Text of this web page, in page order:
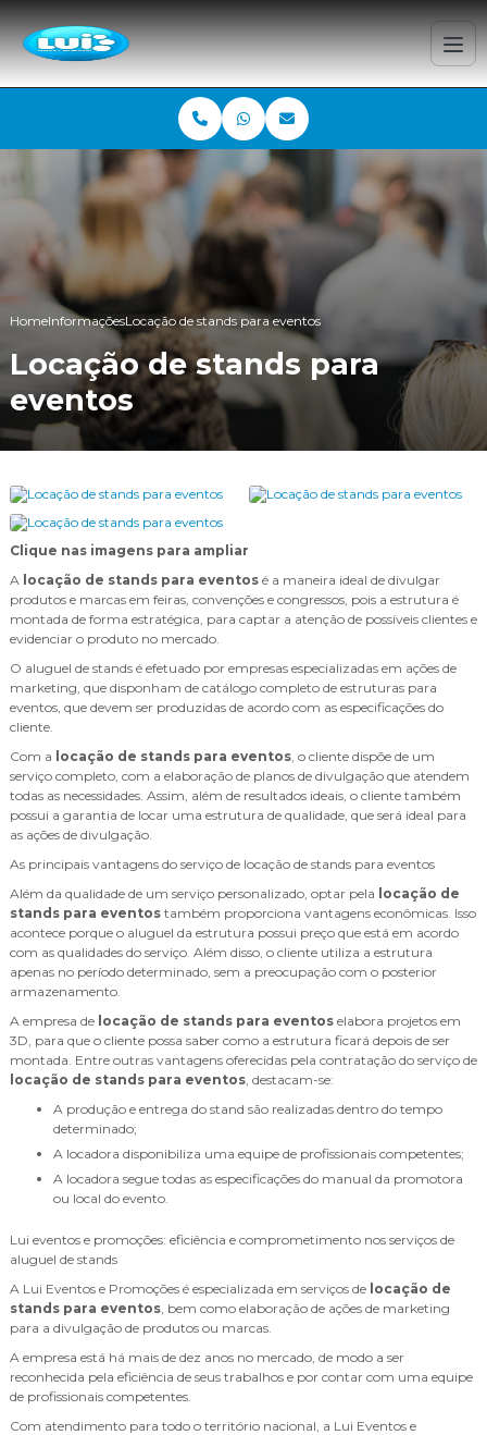
HomeInformaçõesLocação de stands para eventos
Locação de stands para
eventos
Clique nas imagens para ampliar
A locação de stands para eventos é a maneira ideal de divulgar
produtos e marcas em feiras, convenções e congressos, pois a estrutura é
montada de forma estratégica, para captar a atenção de possíveis clientes e
evidenciar o produto no mercado.
O aluguel de stands é efetuado por empresas especializadas em ações de
marketing, que disponham de catálogo completo de estruturas para
eventos, que devem ser produzidas de acordo com as especificações do
cliente.
Com a locação de stands para eventos, o cliente dispõe de um
serviço completo, com a elaboração de planos de divulgação que atendem
todas as necessidades. Assim, além de resultados ideais, o cliente também
possui a garantia de locar uma estrutura de qualidade, que será ideal para
as ações de divulgação.
As principais vantagens do serviço de locação de stands para eventos
Além da qualidade de um serviço personalizado, optar pela locação de
stands para eventos também proporciona vantagens econômicas. Isso
acontece porque o aluguel da estrutura possui preço que está em acordo
com as qualidades do serviço. Além disso, o cliente utiliza a estrutura
apenas no período determinado, sem a preocupação com o posterior
armazenamento.
A empresa de locação de stands para eventos elabora projetos em
3D, para que o cliente possa saber como a estrutura ficará depois de ser
montada. Entre outras vantagens oferecidas pela contratação do serviço de
locação de stands para eventos, destacam-se:
A produção e entrega do stand são realizadas dentro do tempo
determinado;
A locadora disponibiliza uma equipe de profissionais competentes;
A locadora segue todas as especificações do manual da promotora
ou local do evento.
Lui eventos e promoções: eficiência e comprometimento nos serviços de
aluguel de stands
A Lui Eventos e Promoções é especializada em serviços de locação de
stands para eventos, bem como elaboração de ações de marketing
para a divulgação de produtos ou marcas.
A empresa está há mais de dez anos no mercado, de modo a ser
reconhecida pela eficiência de seus trabalhos e por contar com uma equipe
de profissionais competentes.
Com atendimento para todo o território nacional, a Lui Eventos e